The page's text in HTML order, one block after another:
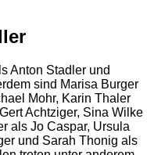
Anton Stadler und
sind Marisa Burger
Mohr, Karin Thaler
Achtziger, Sina Wilke
als Jo Caspar, Ursula
und Sarah Thonig als